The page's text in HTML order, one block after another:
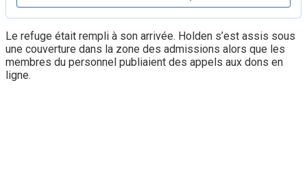
Le refuge était rempli à son arrivée. Holden s’est assis sous
une couverture dans la zone des admissions alors que les
membres du personnel publiaient des appels aux dons en
ligne.